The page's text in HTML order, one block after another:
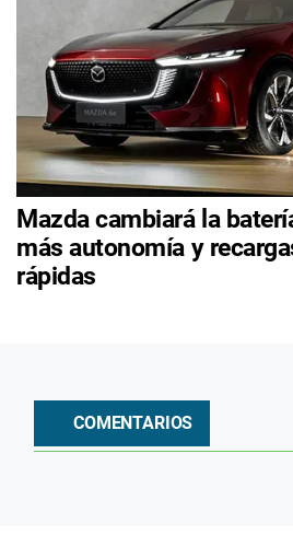
Mazda cambiará la
más autonomía y
rápidas
COMENTARIOS